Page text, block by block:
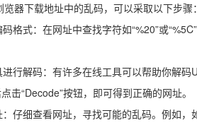
器下载地址中的乱码，可以采取以下步骤：
格式：在网址中查找字符如“%20”或
行解码：有许多在线工具可以帮助你解
击“Decode”按钮，即可得到正确的网址。
仔细查看网址，寻找可能的乱码。例如，